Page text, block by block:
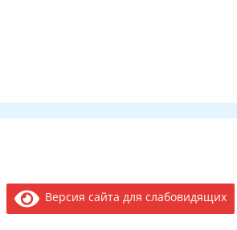
Версия сайта для слабовидящих